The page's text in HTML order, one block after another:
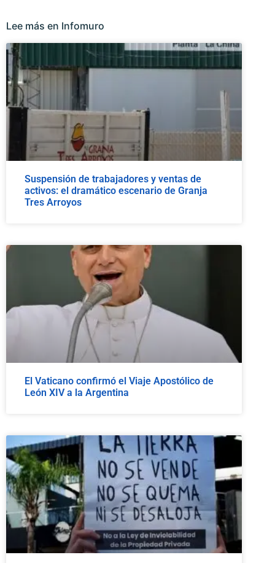
Lee más en Infomuro
Suspensión de trabajadores y ventas de
activos: el dramático escenario de Granja
Tres Arroyos
El Vaticano confirmó el Viaje Apostólico de
León XIV a la Argentina